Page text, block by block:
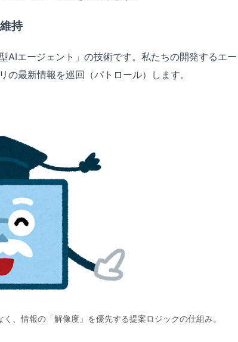
持
AIエージェント」の技術です。私たちの開発するエー
最新情報を巡回（パトロール）します。
、情報の「解像度」を優先する提案ロジックの仕組み。